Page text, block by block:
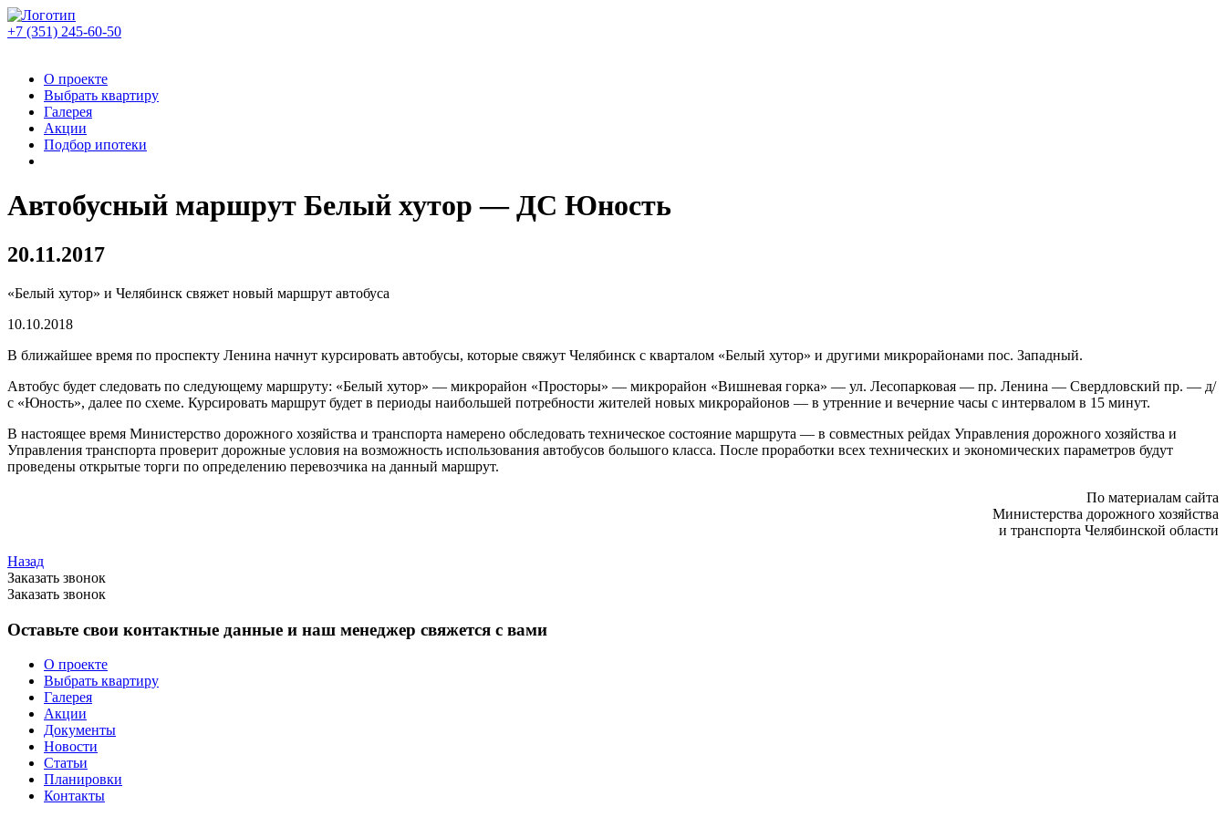
+7 (351) 245-60-50
О проекте
Выбрать квартиру
Галерея
Акции
Подбор ипотеки
Автобусный маршрут Белый хутор — ДС Юность
20.11.2017
«Белый хутор» и Челябинск свяжет новый маршрут автобуса
10.10.2018
В ближайшее время по проспекту Ленина начнут курсировать автобусы, которые свяжут Челябинск с кварталом «Белый хутор» и другими микрорайонами пос. Западный.
Автобус будет следовать по следующему маршруту: «Белый хутор» — микрорайон «Просторы» — микрорайон «Вишневая горка» — ул. Лесопарковая — пр. Ленина — Свердловский пр. — д/
с «Юность», далее по схеме. Курсировать маршрут будет в периоды наибольшей потребности жителей новых микрорайонов — в утренние и вечерние часы с интервалом в 15 минут.
В настоящее время Министерство дорожного хозяйства и транспорта намерено обследовать техническое состояние маршрута — в совместных рейдах Управления дорожного хозяйства и
Управления транспорта проверит дорожные условия на возможность использования автобусов большого класса. После проработки всех технических и экономических параметров будут
проведены открытые торги по определению перевозчика на данный маршрут.
По материалам сайта
Министерства дорожного хозяйства
и транспорта Челябинской области
Назад
Заказать звонок
Заказать звонок
Оставьте свои контактные данные и наш менеджер свяжется с вами
О проекте
Выбрать квартиру
Галерея
Акции
Документы
Новости
Статьи
Планировки
Контакты